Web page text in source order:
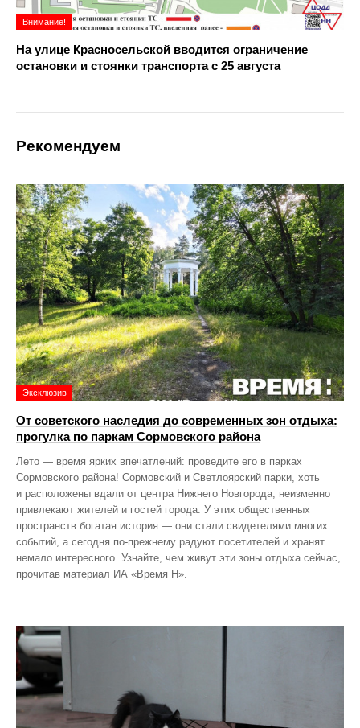
Внимание!
На улице Красносельской вводится ограничение
остановки и стоянки транспорта с 25 августа
Рекомендуем
Эксклюзив
От советского наследия до современных зон отдыха:
прогулка по паркам Сормовского района
Лето — время ярких впечатлений: проведите его в парках
Сормовского района! Сормовский и Светлоярский парки, хоть
и расположены вдали от центра Нижнего Новгорода, неизменно
привлекают жителей и гостей города. У этих общественных
пространств богатая история — они стали свидетелями многих
событий, а сегодня по‑прежнему радуют посетителей и хранят
немало интересного. Узнайте, чем живут эти зоны отдыха сейчас,
прочитав материал ИА «Время Н».